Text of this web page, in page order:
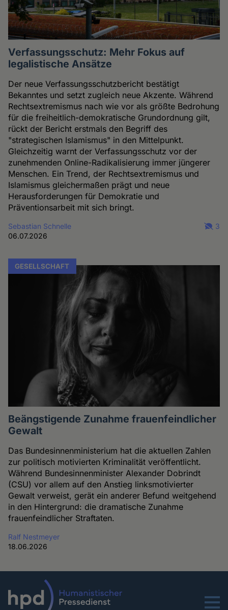
Verfassungsschutz: Mehr Fokus auf
legalistische Ansätze
Der neue Verfassungsschutzbericht bestätigt
Bekanntes und setzt zugleich neue Akzente. Während
Rechtsextremismus nach wie vor als größte Bedrohung
für die freiheitlich-demokratische Grundordnung gilt,
rückt der Bericht erstmals den Begriff des
"strategischen Islamismus" in den Mittelpunkt.
Gleichzeitig warnt der Verfassungsschutz vor der
zunehmenden Online-Radikalisierung immer jüngerer
Menschen. Ein Trend, der Rechtsextremismus und
Islamismus gleichermaßen prägt und neue
Herausforderungen für Demokratie und
Präventionsarbeit mit sich bringt.
Sebastian Schnelle
06.07.2026
3
GESELLSCHAFT
Beängstigende Zunahme frauenfeindlicher
Gewalt
Das Bundesinnenministerium hat die aktuellen Zahlen
zur politisch motivierten Kriminalität veröffentlicht.
Während Bundesinnenminister Alexander Dobrindt
(CSU) vor allem auf den Anstieg linksmotivierter
Gewalt verweist, gerät ein anderer Befund weitgehend
in den Hintergrund: die dramatische Zunahme
frauenfeindlicher Straftaten.
Ralf Nestmeyer
18.06.2026
Menu